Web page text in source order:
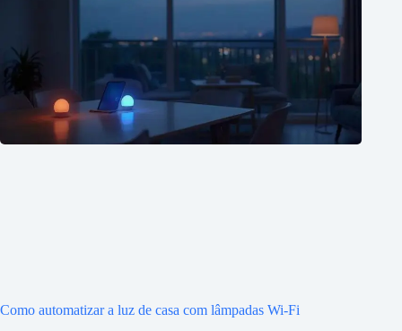
Como automatizar a luz de casa com lâmpadas Wi-Fi